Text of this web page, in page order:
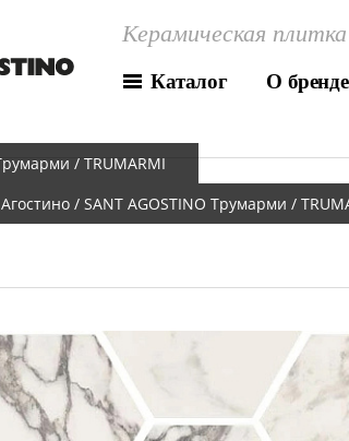
Керамическая
Каталог О бренде
/ TRUMARMI
/ SANT AGOSTINO Трумарми /